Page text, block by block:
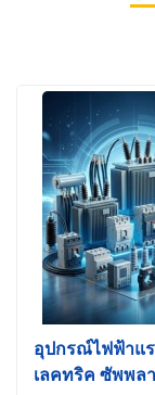
อุปกรณ์ไฟฟ้าแร
เลคทริค ซัพพล